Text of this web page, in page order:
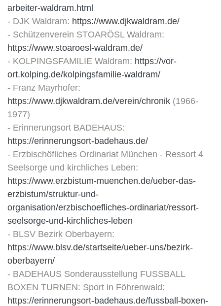
arbeiter-waldram.html
- DJK Waldram: https://www.djkwaldram.de/
- Schützenverein STOARÖSL Waldram:
https://www.stoaroesl-waldram.de/
- KOLPINGSFAMILIE Waldram: https://vor-
ort.kolping.de/kolpingsfamilie-waldram/
- Franz Mayrhofer:
https://www.djkwaldram.de/verein/chronik (1966-
1977)
- Erinnerungsort BADEHAUS:
https://erinnerungsort-badehaus.de/
- Erzbischöfliches Ordinariat München - Ressort 4
Seelsorge und kirchliches Leben:
https://www.erzbistum-muenchen.de/ueber-das-
erzbistum/struktur-und-
organisation/erzbischoefliches-ordinariat/ressort-
seelsorge-und-kirchliches-leben
- BLSV Bezirk Oberbayern:
https://www.blsv.de/startseite/ueber-uns/bezirk-
oberbayern/
- BADEHAUS Sonderausstellung FUSSBALL
BOXEN TURNEN: Sport in Föhrenwald:
https://erinnerungsort-badehaus.de/fussball-boxen-